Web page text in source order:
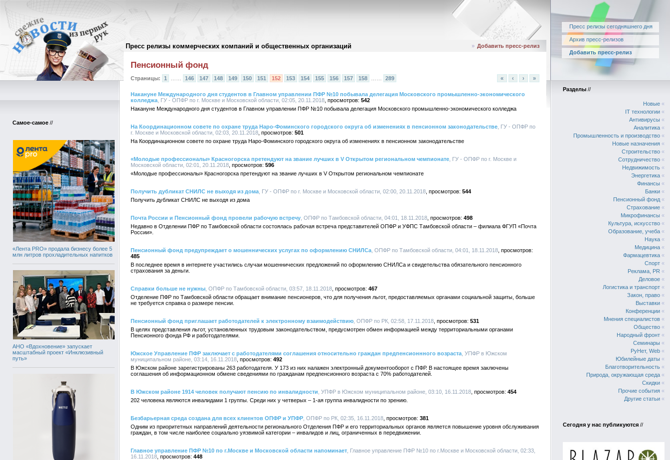
Пресс релизы коммерческих компаний и общественных организаций
Пресс релизы сегодняшнего дня
Архив пресс-релизов
Добавить пресс-релиз
Самое-самое //
«Лента PRO» продала бизнесу более 5
млн литров прохладительных напитков
АНО «Вдохновение» запускает
масштабный проект «Инклюзивный
путь»
Архив пресс-релизов// » Добавить пресс-релиз
Пенсионный фонд
Страницы: 1 146 147 148 149 150 151 152 153 154 155 156 157 158 289 « ‹ › »
Накануне Международного дня студентов в Главном управлении ПФР №10 побывала делегация Московского промышленно-экономического
колледжа , ГУ - ОПФР по г. Москве и Московской области, 02:05, 20.11.2018
542
Накануне Международного дня студентов в Главном управлении ПФР №10 побывала делегация Московского промышленно-экономического колледжа
На Координационном совете по охране труда Наро-Фоминского городского округа об изменениях в пенсионном законодательстве , ГУ - ОПФР по
г. Москве и Московской области, 02:03, 20.11.2018
501
На Координационном совете по охране труда Наро-Фоминского городского округа об изменениях в пенсионном законодательстве
«Молодые профессионалы» Красногорска претендуют на звание лучших в V Открытом региональном чемпионате , ГУ - ОПФР по г. Москве и
Московской области, 02:01, 20.11.2018
596
«Молодые профессионалы» Красногорска претендуют на звание лучших в V Открытом региональном чемпионате
Получить дубликат СНИЛС не выходя из дома , ГУ - ОПФР по г. Москве и Московской области, 02:00, 20.11.2018
544
Получить дубликат СНИЛС не выходя из дома
Почта России и Пенсионный фонд провели рабочую встречу , ОПФР по Тамбовской области, 04:01, 18.11.2018
498
Недавно в Отделении ПФР по Тамбовской области состоялась рабочая встреча представителей ОПФР и УФПС Тамбовской области – филиала ФГУП «Почта
России».
Пенсионный фонд предупреждает о мошеннических услугах по оформлению СНИЛСа , ОПФР по Тамбовской области, 04:01, 18.11.2018
485
В последнее время в интернете участились случаи мошеннических предложений по оформлению СНИЛСа и свидетельства обязательного пенсионного
страхования за деньги.
Справки больше не нужны , ОПФР по Тамбовской области, 03:57, 18.11.2018
467
Отделение ПФР по Тамбовской области обращает внимание пенсионеров, что для получения льгот, предоставляемых органами социальной защиты, больше
не требуется справка о размере пенсии.
Пенсионный фонд приглашает работодателей к электронному взаимодействию , ОПФР по РК, 02:58, 17.11.2018
531
В целях представления льгот, установленных трудовым законодательством, предусмотрен обмен информацией между территориальными органами
Пенсионного фонда РФ и работодателями.
Южское Управление ПФР заключает с работодателями соглашения относительно граждан предпенсионнного возраста , УПФР в Южском
муниципальном районе, 03:14, 16.11.2018
492
В Южском районе зарегистрированы 263 работодателя. У 173 из них налажен электронный документооборот с ПФР. В настоящее время заключены
соглашения об информационном обмене сведениями по гражданам предпенсионного возраста с 70% работодателей.
В Южском районе 1914 человек получают пенсию по инвалидности , УПФР в Южском муниципальном районе, 03:10, 16.11.2018
454
202 человека являются инвалидами 1 группы. Среди них у четверых – 1-ая группа инвалидности по зрению.
Безбарьерная среда создана для всех клиентов ОПФР и УПФР , ОПФР по РК, 02:35, 16.11.2018
381
Одним из приоритетных направлений деятельности регионального Отделения ПФР и его территориальных органов является повышение уровня обслуживания
граждан, в том числе наиболее социально уязвимой категории – инвалидов и лиц, ограниченных в передвижении.
Главное управление ПФР №10 по г.Москве и Московской области напоминает , Главное управление ПФР №10 по г.Москве и Московской области, 02:33,
16.11.2018
448
Разделы //
Новые «
IT технологии «
Антивирусы «
Аналитика «
Промышленность и производство «
Новые назначения «
Строительство «
Сотрудничество «
Недвижимость «
Энергетика «
Финансы «
Банки «
Пенсионный фонд «
Страхование «
Микрофинансы «
Культура, искусство «
Образование, учеба «
Наука «
Медицина «
Фармацевтика «
Спорт «
Реклама, PR «
Деловое «
Логистика и транспорт «
Закон, право «
Выставки «
Конференции «
Мнения специалистов «
Общество «
Народный фронт «
Семинары «
РуНет, Web «
Юбилейные даты «
Благотворительность «
Природа, окружающая среда «
Скидки «
Прочие события «
Другие статьи «
Сегодня у нас публикуются //